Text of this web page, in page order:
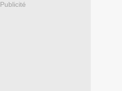
Publicité